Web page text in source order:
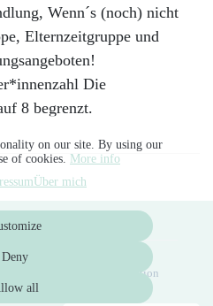
Wenn´s (noch) nicht
Elternzeitgruppe und
Die
8 begrenzt.
Cancel subscription
on our site. By using our
of cookies. More info
Über mich
Deny
all